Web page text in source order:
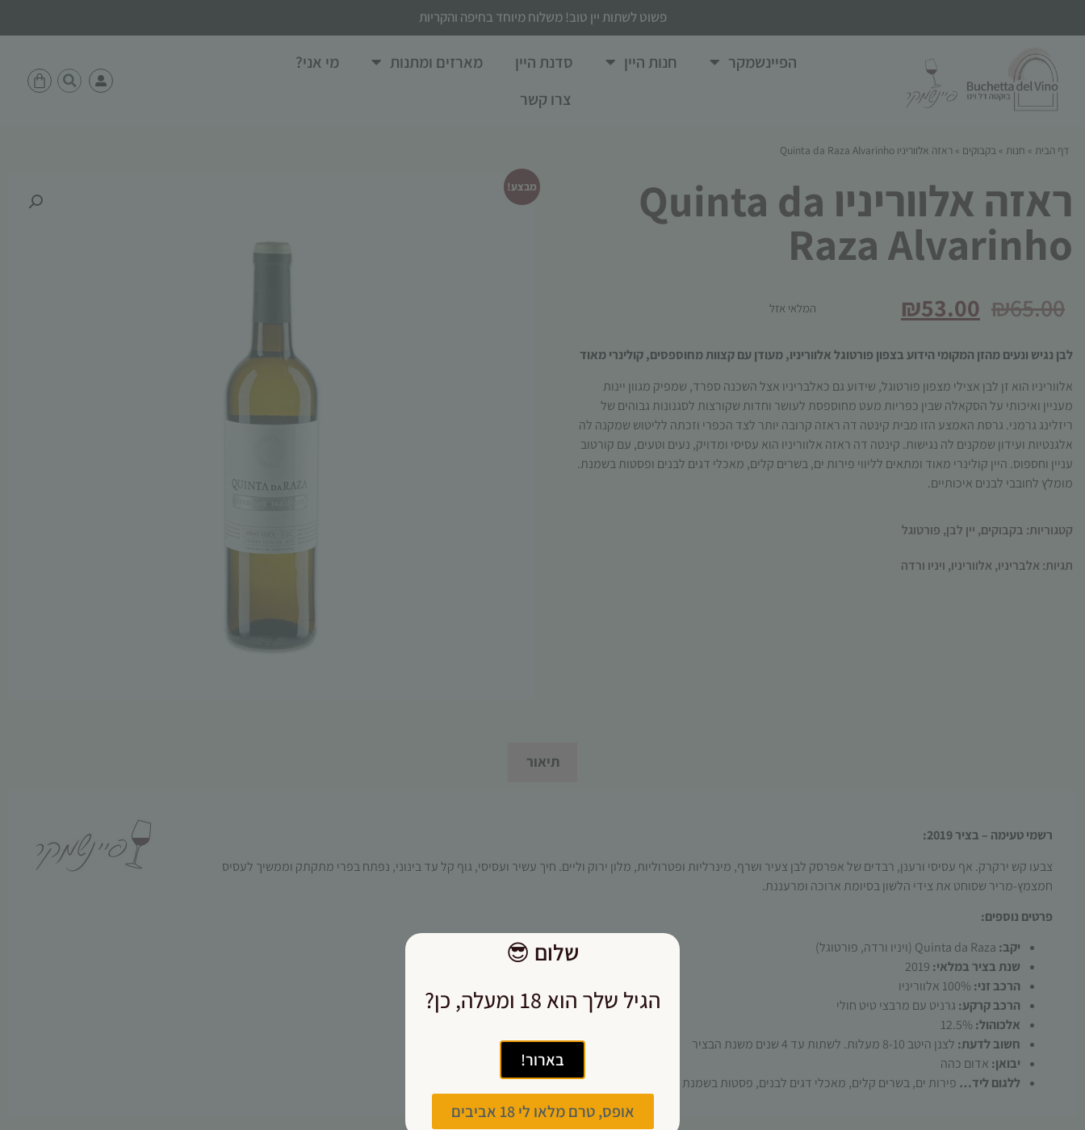
פשוט לשתות יין טוב! משלוח מיוחד בחיפה והקריות
הפיינשמקר חנות היין סדנת היין מארזים ומתנות
מי אני?
צרו קשר
דף הבית » חנות » בקבוקים » ראזה אלווריניו Quinta da Raza Alvarinho
ראזה אלווריניו Quinta da
Raza Alvarinho
₪65.00
₪53.00 המלאי אזל
לבן נגיש ונעים מהזן המקומי הידוע בצפון פורטוגל אלווריניו, מעודן עם קצוות מחוספסים, קולינרי מאוד
אלווריניו הוא זן לבן אצילי מצפון פורטוגל, שידוע גם כאלבריניו אצל השכנה ספרד, שמפיק מגוון יינות
מעניין ואיכותי על הסקאלה שבין כפריות מעט מחוספסת לעושר וחדות שקורצות לסגנונות גבוהים של
ריזלינג גרמני. גרסת האמצע הזו מבית קינטה דה ראזה קרובה יותר לצד הכפרי וזכתה לליטוש שמקנה לה
אלגנטיות ועידון שמקנים לה נגישות. קינטה דה ראזה אלווריניו הוא עסיסי ומדויק, נעים וטעים, עם קורטוב
עניין וחספוס. היין קולינרי מאוד ומתאים לליווי פירות ים,בשרים קלים, מאכלי דגים לבנים ופסטות בשמנת.
מומלץ לחובבי לבנים איכותיים.
קטגוריות: בקבוקים, יין לבן, פורטוגל
תגיות:אלבריניו,אלווריניו, ויניו ורדה
מבצע!
תיאור
רשמי טעימה – בציר 2019:
צבעו קש ירקרק. אף עסיסי ורענן, רבדים של אפרסק לבן צעיר ושרף, מינרליות ופטרוליות, מלון ירוק וליים. חיך עשיר ועסיסי, גוף קל עד בינוני, נפתח בפרי מתקתק וממשיך לעסיס
חמצמץ-מריר שסוחט את צידי הלשון בסיומת ארוכה ומרעננת.
פרטים נוספים:
יקב:
שנת בציר במלאי:
הרכב זני:
הרכב קרקע: גרניט עם מרבצי טיט חולי
אלכוהול:
חשוב לדעת: לצנן היטב 8-10 מעלות. לשתות עד 4 שנים משנת הבציר
יבואן: אדום כהה
ללגום ליד… פירות ים,בשרים קלים, מאכלי דגים לבנים, פסטות בשמנת וכן אפריטיף גבינות מלוחות ופירות
משתמש
מיטבית
במהלך
תסרב/י
לקובצי
אלו, חלק
באתר
עשויות
להיעלם.
שלום 😎
הגיל שלך הוא 18 ומעלה, כן?
בארור!
אופס, טרם מלאו לי 18 אביבים